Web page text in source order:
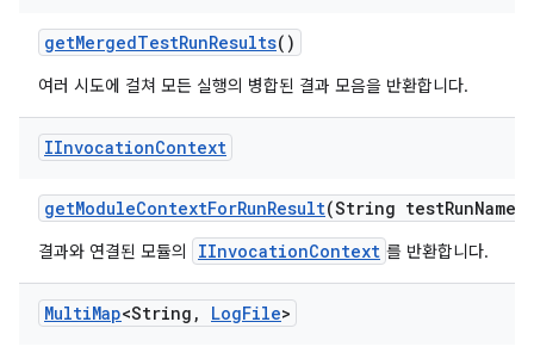
getMergedTestRunResults()
여러 시도에 걸쳐 모든 실행의 병합된 결과 모음을 반환합니다.
IInvocationContext
getModuleContextForRunResult(String testRunName)
결과와 연결된 모듈의 IInvocationContext 를 반환합니다.
MultiMap<String , LogFile>